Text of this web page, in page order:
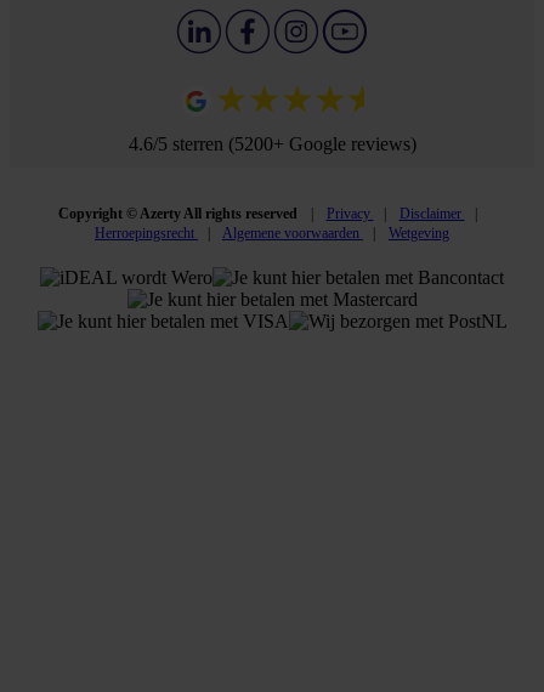
4.6/5 sterren (5200+ Google reviews)
Copyright © Azerty All rights reserved Privacy
Disclaimer
Herroepingsrecht
Algemene voorwaarden Wetgeving